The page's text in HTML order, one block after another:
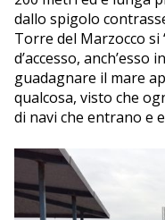
dallo spigolo
Torre del Marzocco si
d’accesso,
guadagnare il mare
qualcosa, visto che
di navi che entrano e